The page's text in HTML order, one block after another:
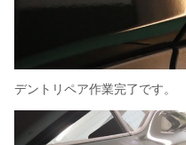
デントリペア作業完了です。